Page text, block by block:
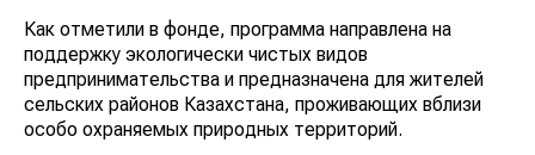
Как отметили в фонде, программа направлена на
поддержку экологически чистых видов
предпринимательства и предназначена для жителей
сельских районов Казахстана, проживающих вблизи
особо охраняемых природных территорий.